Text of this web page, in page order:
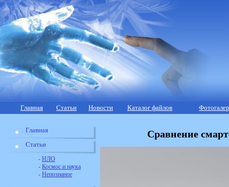
Главная Статьи Новости Каталог файлов
Главная
Статьи
- НЛО
- Космос и наука
- Непознаное
Сравнение